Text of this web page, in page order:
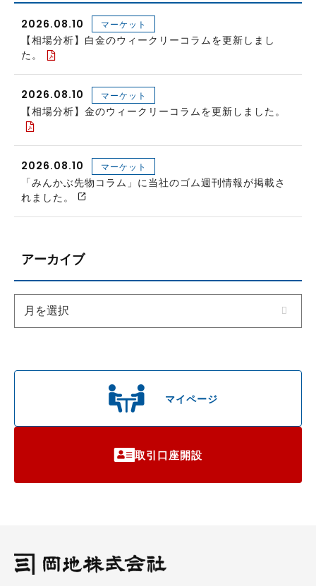
マイページ
取引口座開設
2026.08.10 マーケット
【相場分析】白金のウィークリーコラムを更新しまし
た。
2026.08.10 マーケット
【相場分析】金のウィークリーコラムを更新しました。
2026.08.10 マーケット
「みんかぶ先物コラム」に当社のゴム週刊情報が掲載さ
れました。
アーカイブ